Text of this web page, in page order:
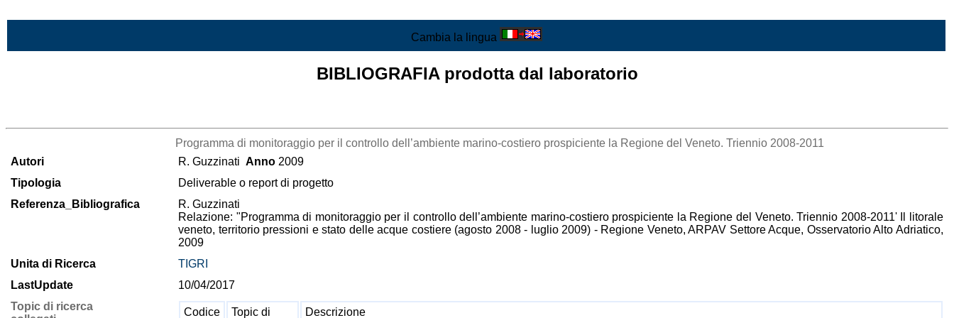
Cambia la lingua
BIBLIOGRAFIA prodotta dal laboratorio
Programma di monitoraggio per il controllo dell’ambiente marino-costiero prospiciente la Regione del Veneto. Triennio 2008-2011
Autori
R. Guzzinati Anno 2009
Tipologia
Deliverable o report di progetto
Referenza_Bibliografica
R. Guzzinati
Relazione: "Programma di monitoraggio per il controllo dell’ambiente marino-costiero prospiciente la Regione del Veneto. Triennio 2008-2011' Il litorale
veneto, territorio pressioni e stato delle acque costiere (agosto 2008 - luglio 2009) - Regione Veneto, ARPAV Settore Acque, Osservatorio Alto Adriatico,
2009
Unita di Ricerca
TIGRI
LastUpdate
10/04/2017
Topic di ricerca
Codice Topic di Descrizione